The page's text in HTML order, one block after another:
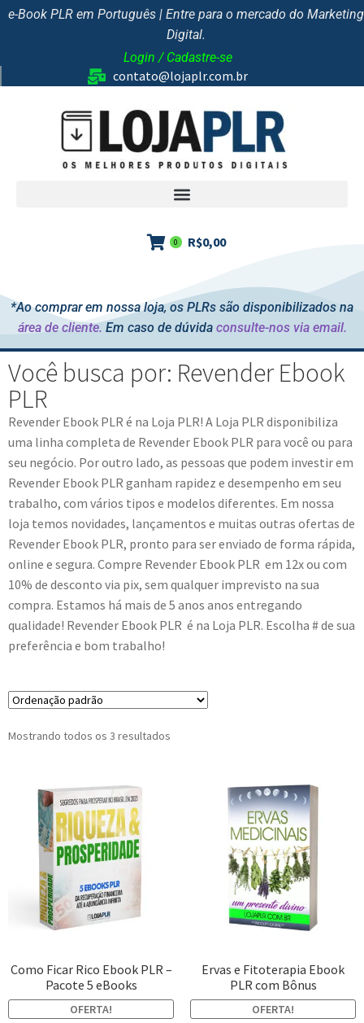
e-Book PLR em Português | Entre para o mercado do Marketing
Digital.
Login / Cadastre-se
contato@lojaplr.com.br
R$0,00
0
*Ao comprar em nossa loja, os PLRs são disponibilizados na
área de cliente. Em caso de dúvida consulte-nos via email.
Você busca por: Revender Ebook
PLR
Revender Ebook PLR é na Loja PLR! A Loja PLR disponibiliza
uma linha completa de Revender Ebook PLR para você ou para
seu negócio. Por outro lado, as pessoas que podem investir em
Revender Ebook PLR ganham rapidez e desempenho em seu
trabalho, com vários tipos e modelos diferentes. Em nossa
loja temos novidades, lançamentos e muitas outras ofertas de
Revender Ebook PLR, pronto para ser enviado de forma rápida,
online e segura. Compre Revender Ebook PLR em 12x ou com
10% de desconto via pix, sem qualquer imprevisto na sua
compra. Estamos há mais de 5 anos anos entregando
qualidade! Revender Ebook PLR é na Loja PLR. Escolha # de sua
preferência e bom trabalho!
Mostrando todos os 3 resultados
Como Ficar Rico Ebook PLR –
Pacote 5 eBooks
OFERTA!
Ervas e Fitoterapia Ebook
PLR com Bônus
OFERTA!